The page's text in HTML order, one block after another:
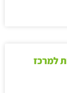
למרכז